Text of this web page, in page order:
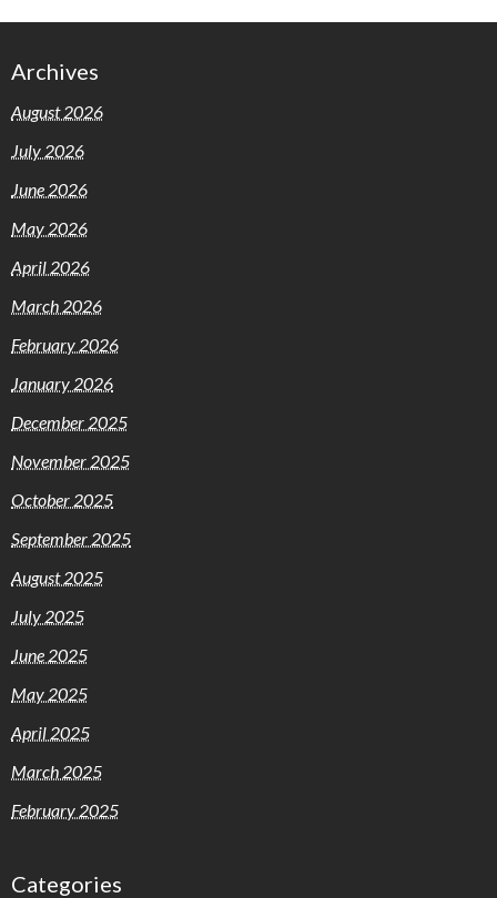
Archives
August 2026
July 2026
June 2026
May 2026
April 2026
March 2026
February 2026
January 2026
December 2025
November 2025
October 2025
September 2025
August 2025
July 2025
June 2025
May 2025
April 2025
March 2025
February 2025
Categories